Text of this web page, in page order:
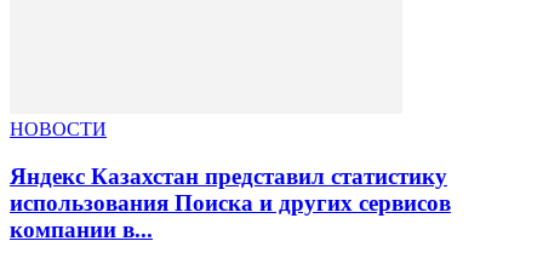
НОВОСТИ
Яндекс Казахстан представил статистику
использования Поиска и других сервисов
компании в...